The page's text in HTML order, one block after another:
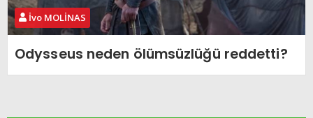
İvo MOLİNAS
Odysseus neden ölümsüzlüğü reddetti?